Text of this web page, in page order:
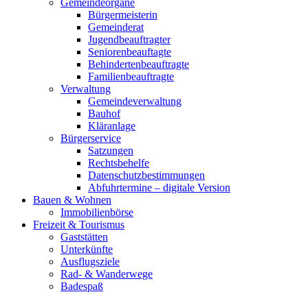
Gemeindeorgane
Bürgermeisterin
Gemeinderat
Jugendbeauftragter
Seniorenbeauftagte
Behindertenbeauftragte
Familienbeauftragte
Verwaltung
Gemeindeverwaltung
Bauhof
Kläranlage
Bürgerservice
Satzungen
Rechtsbehelfe
Datenschutzbestimmungen
Abfuhrtermine – digitale Version
Bauen & Wohnen
Immobilienbörse
Freizeit & Tourismus
Gaststätten
Unterkünfte
Ausflugsziele
Rad- & Wanderwege
Badespaß